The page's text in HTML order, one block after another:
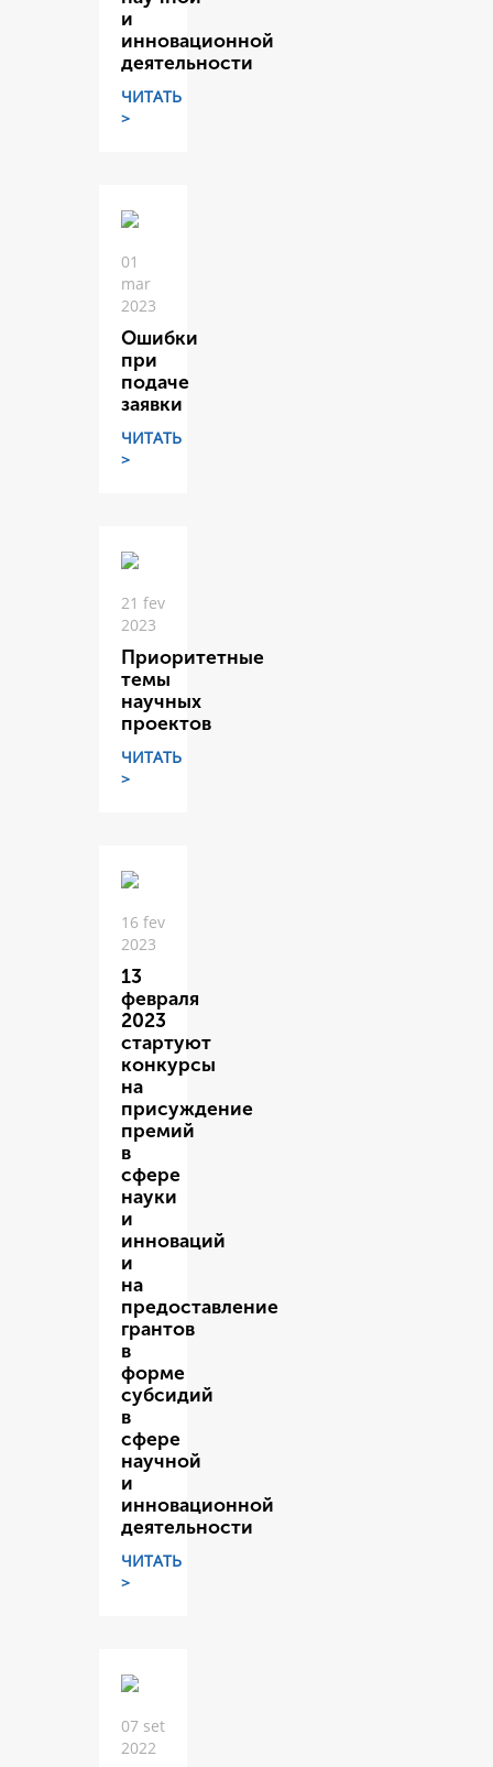
и
инновационной
деятельности
ЧИТАТЬ
>
01
mar
2023
Ошибки
при
подаче
заявки
ЧИТАТЬ
>
21 fev
2023
Приоритетные
темы
научных
проектов
ЧИТАТЬ
>
16 fev
2023
13
февраля
2023
стартуют
конкурсы
на
присуждение
премий
в
сфере
науки
и
инноваций
и
на
предоставление
грантов
в
форме
субсидий
в
сфере
научной
и
инновационной
деятельности
ЧИТАТЬ
>
07 set
2022